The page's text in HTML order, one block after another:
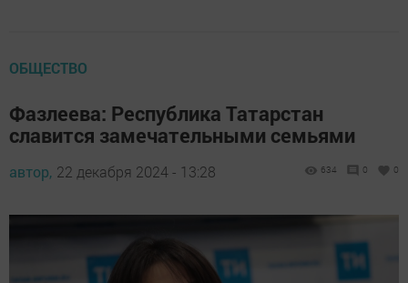
ОБЩЕСТВО
Фазлеева: Республика Татарстан
славится замечательными семьями
автор, 22 декабря 2024 - 13:28 634 0 0